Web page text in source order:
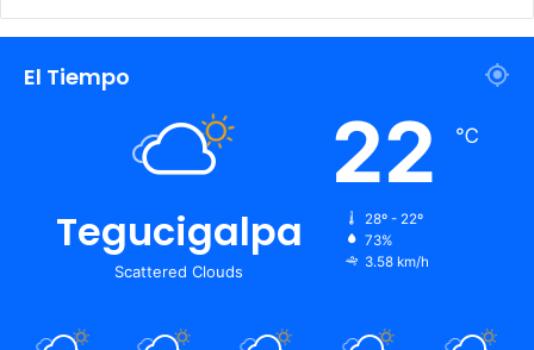
El Tiempo
Tegucigalpa
Scattered Clouds
22 ℃
28º - 22º
73%
3.58 km/h